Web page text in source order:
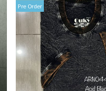
Pre Order